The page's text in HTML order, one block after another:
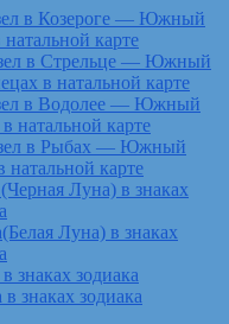
в Козероге — Южный
натальной карте
в Стрельце — Южный
в натальной карте
в Водолее — Южный
натальной карте
в Рыбах — Южный
натальной карте
Луна) в знаках
Луна) в знаках
знаках зодиака
знаках зодиака